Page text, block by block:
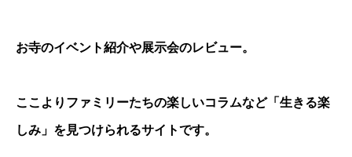
お寺のイベント紹介や展示会のレビュー。
ここよりファミリーたちの楽しいコラムなど「生きる楽
しみ」を見つけられるサイトです。